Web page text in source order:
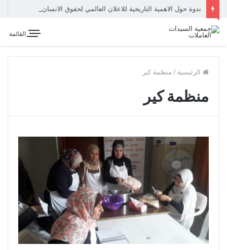
ندوة حول الاهمية التاريخية للاعلان العالمي لحقوق الانسان
القائمة
الرئيسية / منظمة كير
منظمة كير